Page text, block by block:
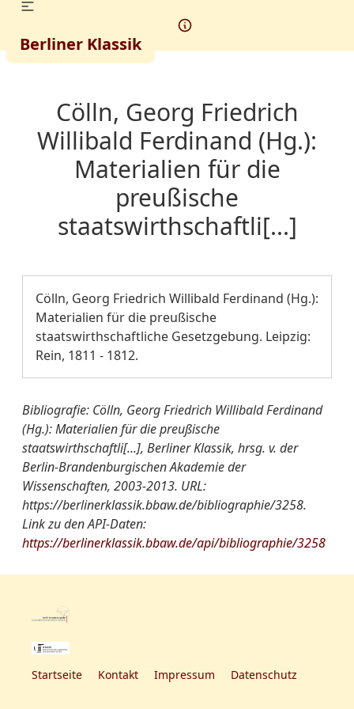
Berliner Klassik
Cölln, Georg Friedrich
Willibald Ferdinand (Hg.):
Materialien für die
preußische
staatswirthschaftli[...]
Cölln, Georg Friedrich Willibald Ferdinand (Hg.):
Materialien für die preußische
staatswirthschaftliche Gesetzgebung. Leipzig:
Rein, 1811 - 1812.
Bibliografie: Cölln, Georg Friedrich Willibald Ferdinand
(Hg.): Materialien für die preußische
staatswirthschaftli[...], Berliner Klassik, hrsg. v. der
Berlin-Brandenburgischen Akademie der
Wissenschaften, 2003-2013. URL:
https://berlinerklassik.bbaw.de/bibliographie/3258.
Link zu den API-Daten:
https://berlinerklassik.bbaw.de/api/bibliographie/3258
Startseite Kontakt Impressum Datenschutz